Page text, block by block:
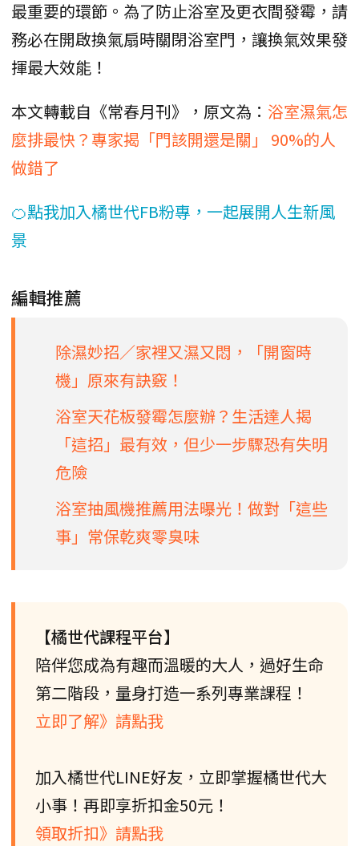
最重要的環節。為了防止浴室及更衣間發霉，請
務必在開啟換氣扇時關閉浴室門，讓換氣效果發
揮最大效能！
本文轉載自《常春月刊》，原文為： 浴室濕氣怎
麼排最快？專家揭「門該開還是關」 90%的人
做錯了
🍊點我加入橘世代FB粉專，一起展開人生新風
景
編輯推薦
除濕妙招／家裡又濕又悶，「開窗時
機」原來有訣竅！
浴室天花板發霉怎麼辦？生活達人揭
「這招」最有效，但少一步驟恐有失明
危險
浴室抽風機推薦用法曝光！做對「這些
事」常保乾爽零臭味
【橘世代課程平台】
陪伴您成為有趣而溫暖的大人，過好生命
第二階段，量身打造一系列專業課程！
立即了解》請點我
加入橘世代LINE好友，立即掌握橘世代大
小事！再即享折扣金50元！
領取折扣》請點我